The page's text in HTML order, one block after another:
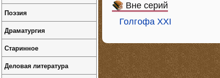
Вне серий
Голгофа XXI
Поэзия
Драматургия
Старинное
Деловая литература